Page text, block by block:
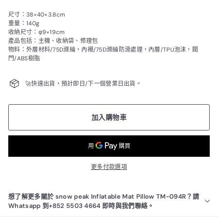
尺寸：38×40×3.8cm
重量：140g
收納尺寸：φ9×19cm
產品包括：主機、收納袋、修理包
物料：外層材料/75D滌綸，內襯/75D滌綸防滑處理，內層/TPU泡沫，閥
門/ABS樹脂
🚀快速出貨，預計即日/下一個營業日出貨。
加入購物車
更多付款選項
想了解更多關於 snow peak Inflatable Mat Pillow TM-094R？請
Whatsapp 到+852 5503 4664 即時與我們聯絡。